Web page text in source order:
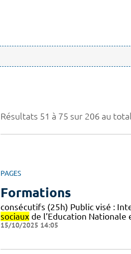
Résultats 51 à 75 sur 206 au total
PAGES
Formations
consécutifs (25h) Public visé :
sociaux de l’Education
15/10/2025 14:05